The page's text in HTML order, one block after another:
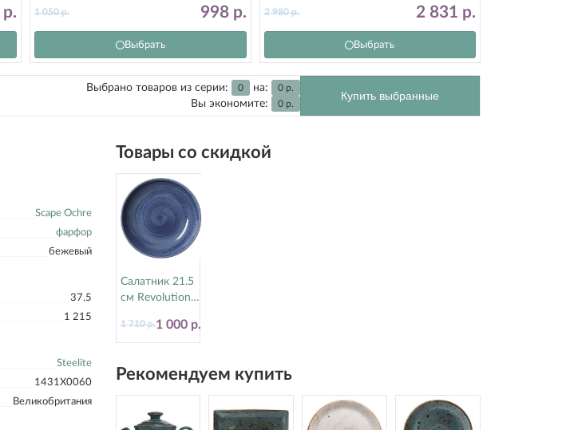
р. 998 р.
1 050р.
Выбрать
2 831 р.
2 980р.
Выбрать
Выбрано товаров из серии: 0 на: 0 р.
Вы экономите: 0 р.
Купить выбранные
Scape Ochre
фарфор
бежевый
37.5
1 215
Steelite
1431X0060
Великобритания
Товары со скидкой
Салатник 21.5
см Revolution
Steelite
(Стилайт)
1 000 р.
1 710 р.
Рекомендуем купить